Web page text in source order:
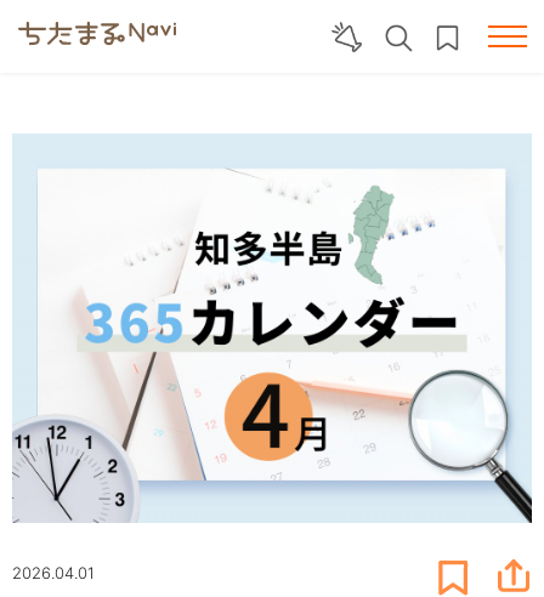
2026.04.01